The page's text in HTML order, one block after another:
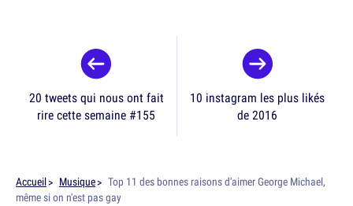
20 tweets qui nous ont fait
rire cette semaine #155
10 instagram les plus likés
de 2016
Accueil Musique
Top 11 des bonnes raisons d'aimer George Michael,
même si on n'est pas gay